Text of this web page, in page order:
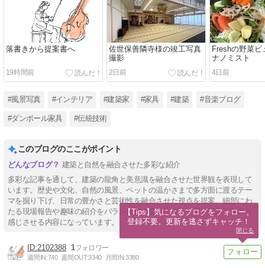
落書きから提案書へ
19時間前
佐世保善隣寺様の竣工写真
撮影
2日前
Freshの野菜ビ
ナノミスト
4日前
#風景写真 #インテリア #建築家 #家具 #建築 #音楽ブログ
#ダンボール家具 #伝統技術
このブログのここがポイント
建築と自然を融合させた多彩な紹介
多彩な記事を通して、建築の龍角と美意識を融合させた世界観を表現して
います。歴史や文化、自然の風景、ペットの温かさまで多方面に渡るテー
マを掘り下げ、日常の豊かさと芸術性を融合させた視点を提案。細部にわ
たる現場報告や趣味の紹介をバランス良く盛り込み、一層の深みと魅力を
感じさせる内容になっています。
2102388 1
週間IN:740 週間OUT:3340 月間IN:3380
【Tips】気になるブログをフォロー。
登録不要。更新を逃さずキャッチ！
閉じる